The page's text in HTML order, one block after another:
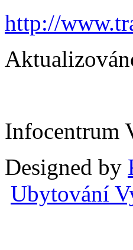
http://
Infocentrum
Designed by
Ubytování